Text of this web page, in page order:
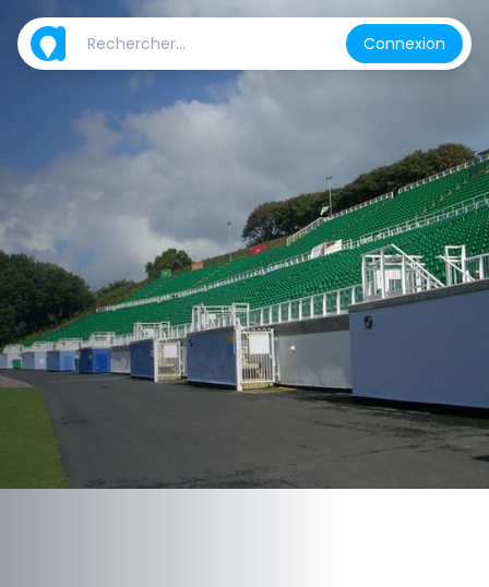
Connexion